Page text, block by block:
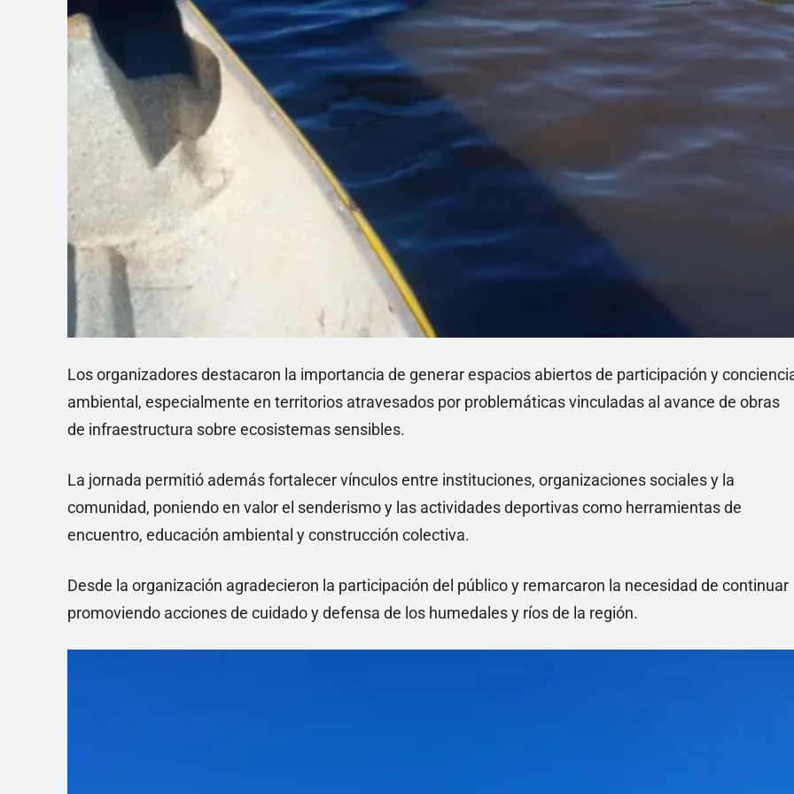
Los organizadores destacaron la importancia de generar espacios abiertos de participación y
ambiental, especialmente en territorios atravesados por problemáticas vinculadas al avance de obras
de infraestructura sobre ecosistemas sensibles.
La jornada permitió además fortalecer vínculos entre instituciones, organizaciones sociales y la
comunidad, poniendo en valor el senderismo y las actividades deportivas como herramientas de
encuentro, educación ambiental y construcción colectiva.
Desde la organización agradecieron la participación del público y remarcaron la necesidad de continuar
promoviendo acciones de cuidado y defensa de los humedales y ríos de la región.